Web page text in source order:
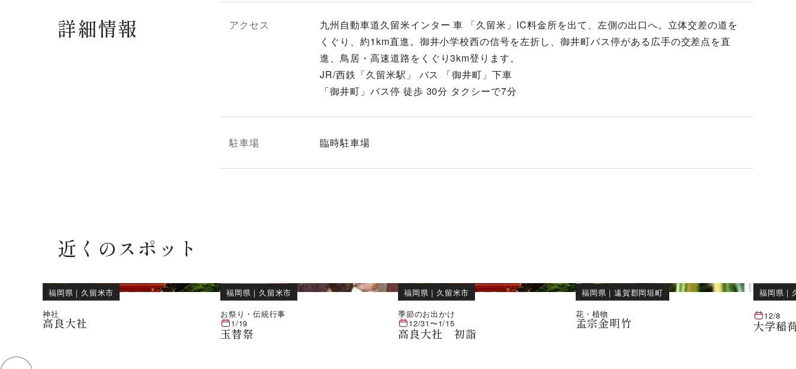
詳細情報 アクセス
九州自動車道久留米インター 車 「久留米」IC料金所を出て、左側の出口へ。立体交差の道を
くぐり、約1km直進。御井小学校西の信号を左折し、御井町バス停がある広手の交差点を直
進、鳥居・高速道路をくぐり3km登ります。
JR/西鉄「久留米駅」 バス 「御井町」下車
「御井町」バス停 徒歩 30分 タクシーで7分
駐車場 臨時駐車場
近くのスポット
福岡県 ｜ 久留米市
神社
高良大社
福岡県 ｜ 久留米市
お祭り・伝統行事
1/19
玉替祭
福岡県 ｜ 久留米市
季節のお出かけ
12/31〜1/15
高良大社 初詣
福岡県 ｜遠賀郡岡垣町
花・植物
孟宗金明竹
福岡県 ｜
12/8
大学稲